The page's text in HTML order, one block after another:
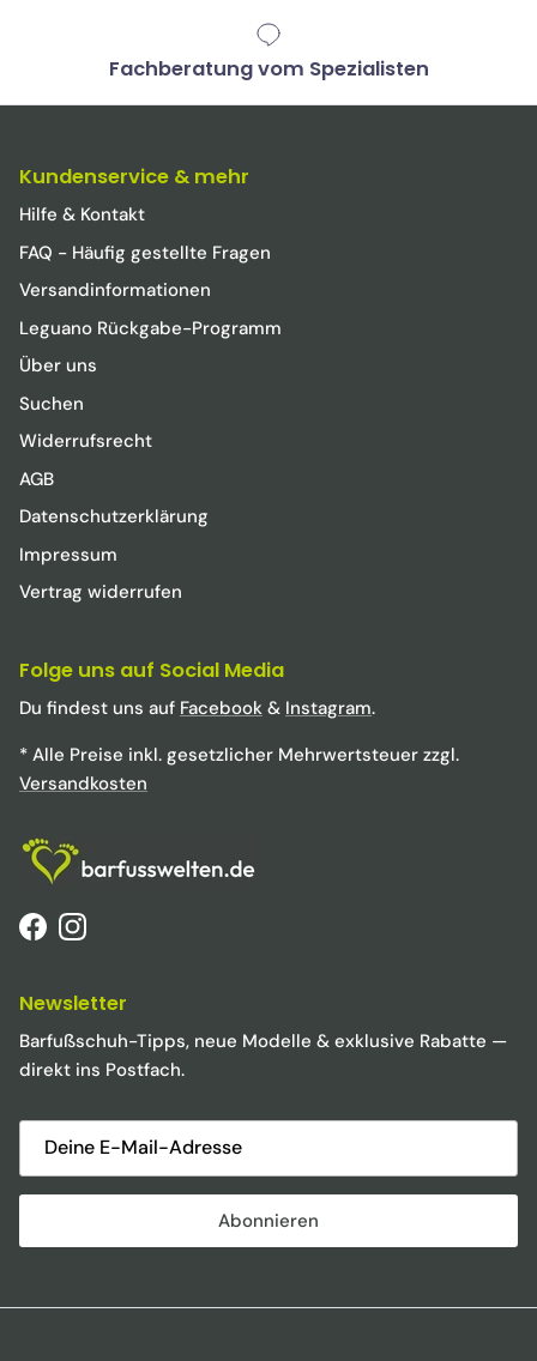
Fachberatung vom Spezialisten
Kundenservice & mehr
Hilfe & Kontakt
FAQ - Häufig gestellte Fragen
Versandinformationen
Leguano Rückgabe-Programm
Über uns
Suchen
Widerrufsrecht
AGB
Datenschutzerklärung
Impressum
Vertrag widerrufen
Folge uns auf Social Media
Du findest uns auf Facebook & Instagram.
* Alle Preise inkl. gesetzlicher Mehrwertsteuer zzgl.
Versandkosten
FacebookInstagram
Newsletter
Barfußschuh-Tipps, neue Modelle & exklusive Rabatte —
direkt ins Postfach.
Abonnieren